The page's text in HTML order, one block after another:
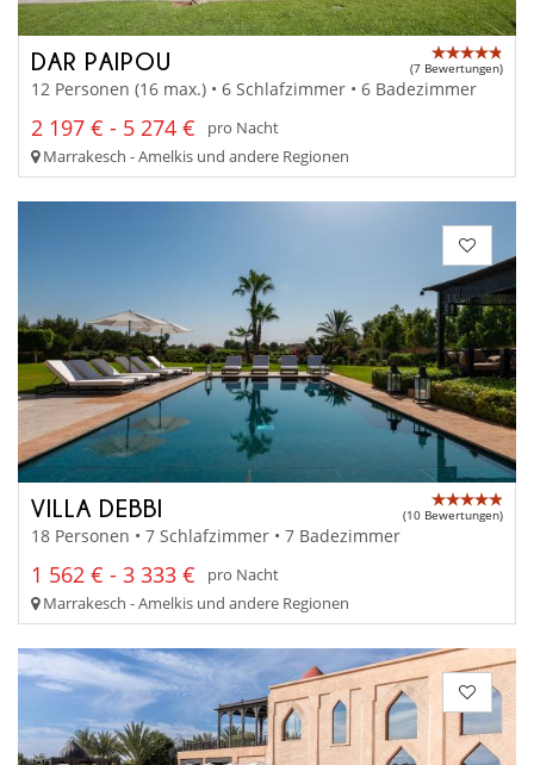
DAR PAIPOU (7 Bewertungen)
12 Personen (16 max.) • 6 Schlafzimmer • 6 Badezimmer
2 197 € - 5 274 €
pro Nacht
Marrakesch - Amelkis und andere Regionen
VILLA DEBBI (10 Bewertungen)
18 Personen • 7 Schlafzimmer • 7 Badezimmer
1 562 € - 3 333 €
pro Nacht
Marrakesch - Amelkis und andere Regionen